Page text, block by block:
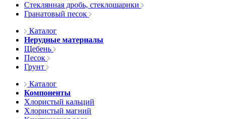
Стеклянная дробь, стеклошарики
Гранатовый песок
Каталог
Нерудные материалы
Щебень
Песок
Грунт
Каталог
Компоненты
Хлористый кальций
Хлористый магний